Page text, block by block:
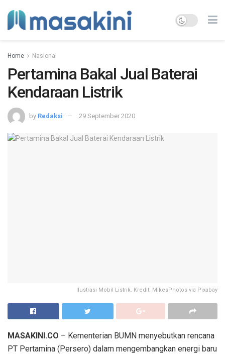
Home Nasional
Pertamina Bakal Jual Baterai
Kendaraan Listrik
by Redaksi 29 September 2020
Ilustrasi Mobil Listrik. Kredit: MikesPhotos via Pixabay
MASAKINI.CO – Kementerian BUMN menyebutkan rencana
PT Pertamina (Persero) dalam mengembangkan energi baru